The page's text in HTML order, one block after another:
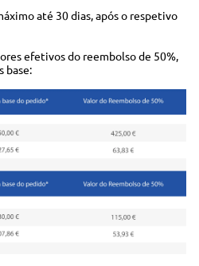
até 30 dias, após o respetivo
efetivos do reembolso de 50%,
base: